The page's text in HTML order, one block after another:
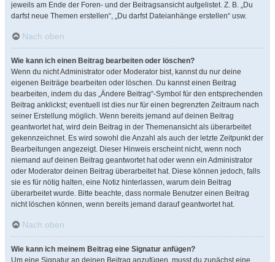
jeweils am Ende der Foren- und der Beitragsansicht aufgelistet. Z. B. „Du
darfst neue Themen erstellen“, „Du darfst Dateianhänge erstellen“ usw.
Nach oben
Wie kann ich einen Beitrag bearbeiten oder löschen?
Wenn du nicht Administrator oder Moderator bist, kannst du nur deine
eigenen Beiträge bearbeiten oder löschen. Du kannst einen Beitrag
bearbeiten, indem du das „Ändere Beitrag“-Symbol für den entsprechenden
Beitrag anklickst; eventuell ist dies nur für einen begrenzten Zeitraum nach
seiner Erstellung möglich. Wenn bereits jemand auf deinen Beitrag
geantwortet hat, wird dein Beitrag in der Themenansicht als überarbeitet
gekennzeichnet. Es wird sowohl die Anzahl als auch der letzte Zeitpunkt der
Bearbeitungen angezeigt. Dieser Hinweis erscheint nicht, wenn noch
niemand auf deinen Beitrag geantwortet hat oder wenn ein Administrator
oder Moderator deinen Beitrag überarbeitet hat. Diese können jedoch, falls
sie es für nötig halten, eine Notiz hinterlassen, warum dein Beitrag
überarbeitet wurde. Bitte beachte, dass normale Benutzer einen Beitrag
nicht löschen können, wenn bereits jemand darauf geantwortet hat.
Nach oben
Wie kann ich meinem Beitrag eine Signatur anfügen?
Um eine Signatur an deinen Beitrag anzufügen, musst du zunächst eine